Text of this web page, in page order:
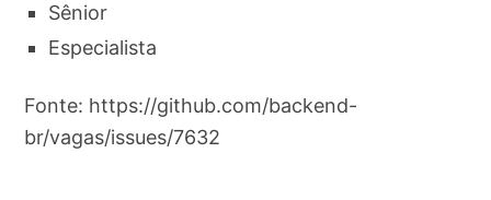
Sênior
Especialista
Fonte: https://github.com/backend-
br/vagas/issues/7632